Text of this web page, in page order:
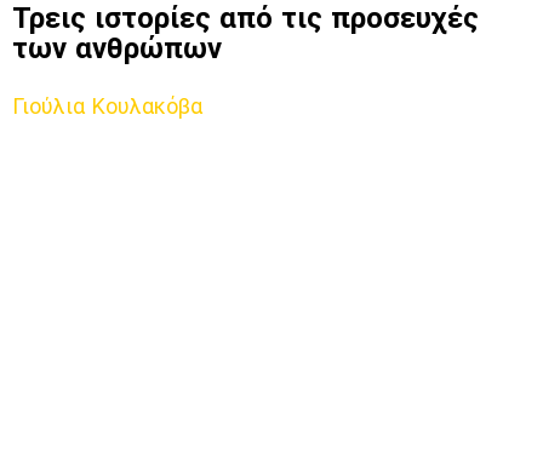
Τρεις ιστορίες από τις προσευχές
των ανθρώπων
Γιούλια Κουλακόβα